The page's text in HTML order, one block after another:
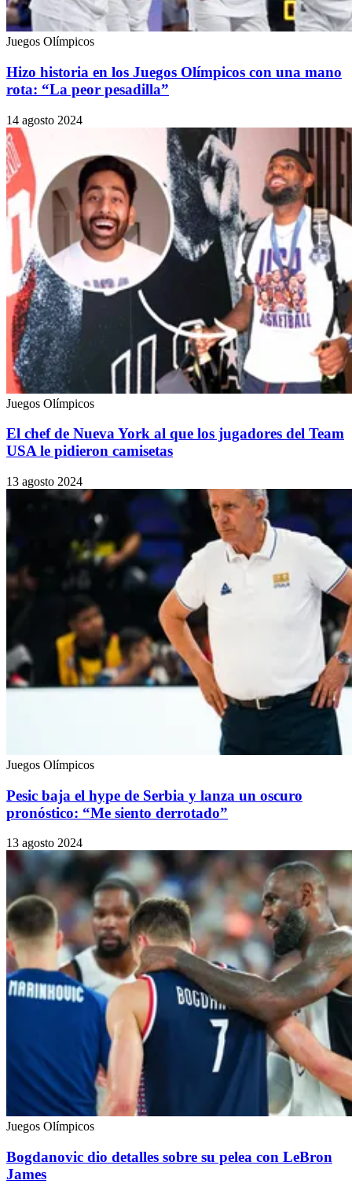
Juegos Olímpicos
Hizo historia en los Juegos Olímpicos con una mano
rota: “La peor pesadilla”
14 agosto 2024
Juegos Olímpicos
El chef de Nueva York al que los jugadores del Team
USA le pidieron camisetas
13 agosto 2024
Juegos Olímpicos
Pesic baja el hype de Serbia y lanza un oscuro
pronóstico: “Me siento derrotado”
13 agosto 2024
Juegos Olímpicos
Bogdanovic dio detalles sobre su pelea con LeBron
James